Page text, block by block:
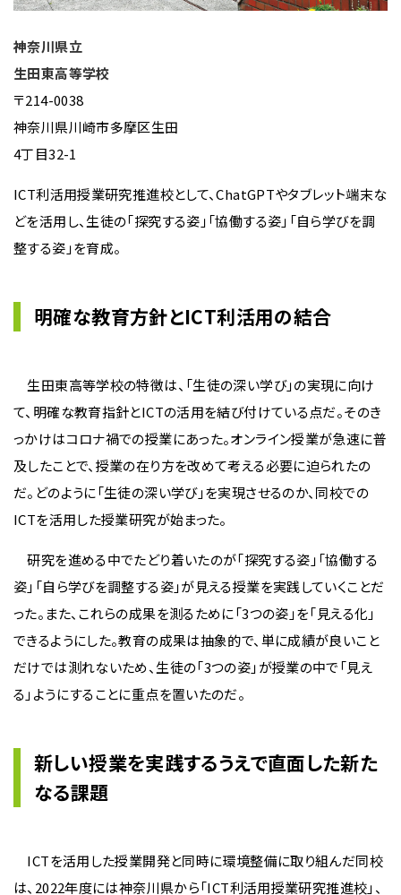
神奈川県立
生田東高等学校
〒214-0038
神奈川県川崎市多摩区生田
4丁目32-1
ICT利活用授業研究推進校として、ChatGPTやタブレット端末な
どを活用し、生徒の「探究する姿」「協働する姿」「自ら学びを調
整する姿」を育成。
明確な教育方針とICT利活用の結合
生田東高等学校の特徴は、「生徒の深い学び」の実現に向け
て、明確な教育指針とICTの活用を結び付けている点だ。そのき
っかけはコロナ禍での授業にあった。オンライン授業が急速に普
及したことで、授業の在り方を改めて考える必要に迫られたの
だ。どのように「生徒の深い学び」を実現させるのか、同校での
ICTを活用した授業研究が始まった。
研究を進める中でたどり着いたのが「探究する姿」「協働する
姿」「自ら学びを調整する姿」が見える授業を実践していくことだ
った。また、これらの成果を測るために「3つの姿」を「見える化」
できるようにした。教育の成果は抽象的で、単に成績が良いこと
だけでは測れないため、生徒の「3つの姿」が授業の中で「見え
る」ようにすることに重点を置いたのだ。
新しい授業を実践するうえで直面した新た
なる課題
ICTを活用した授業開発と同時に環境整備に取り組んだ同校
は、2022年度には神奈川県から「ICT利活用授業研究推進校」、